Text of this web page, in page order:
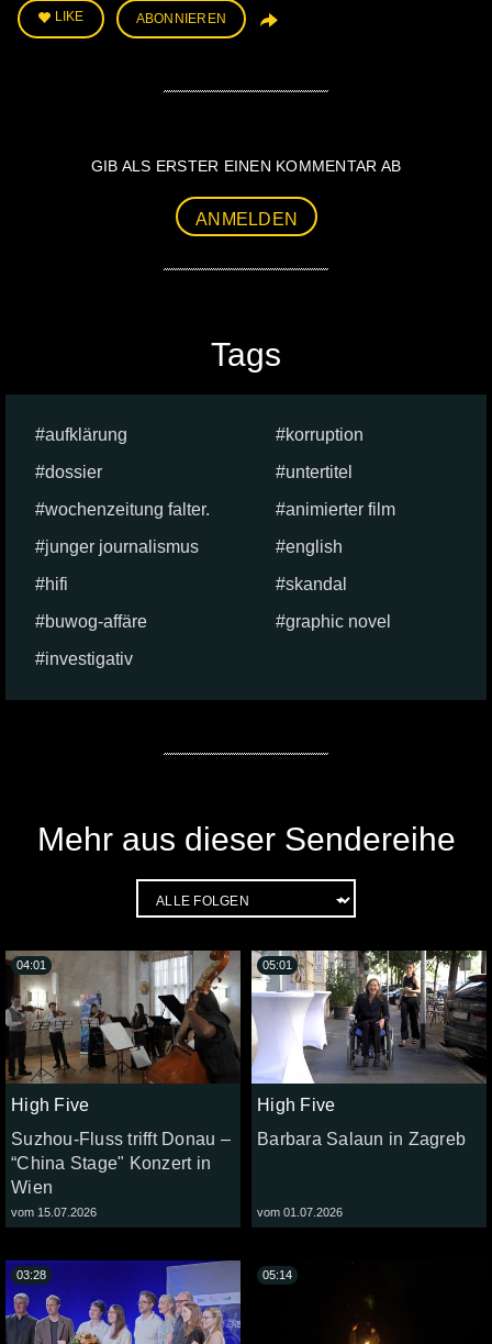
LIKE ABONNIEREN
GIB ALS ERSTER EINEN KOMMENTAR AB
ANMELDEN
Tags
aufklärung
korruption
dossier
untertitel
wochenzeitung falter.
animierter film
junger journalismus
english
hifi
skandal
buwog-affäre
graphic novel
investigativ
Mehr aus dieser Sendereihe
High Five
Suzhou-Fluss trifft Donau –
“China Stage" Konzert in
Wien
vom 15.07.2026
04:01
High Five
Barbara Salaun in Zagreb
vom 01.07.2026
05:01
03:28 05:14